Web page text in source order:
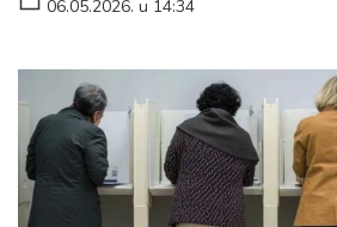
06.05.2026. u 14:34